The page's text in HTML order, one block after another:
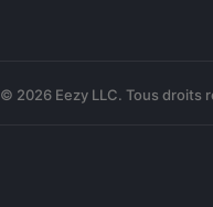
© 2026 Eezy LLC. Tous droits